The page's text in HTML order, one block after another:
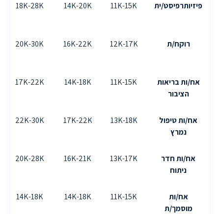
פיזיותרפיסט/ית 11K-15K
14K-20K
18K-28K
רוקח/ת 12K-17K
16K-22K
20K-30K
אח/ות בריאות
הציבור
11K-15K
14K-18K
17K-22K
אח/ות טיפול
נמרץ
13K-18K
17K-22K
22K-30K
אח/ות חדר
ניתוח
13K-17K
16K-21K
20K-28K
אח/ות
מוסמך/ת
11K-15K
14K-18K
14K-18K